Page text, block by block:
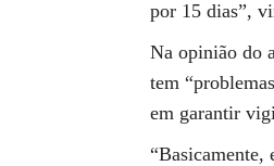
por 15 dias”,
Na opinião do
tem
em garantir
“Basicamente,